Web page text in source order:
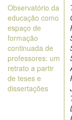
Observatório da
educação como
espaço de
formação
continuada de
professores: um
retrato a partir
de teses e
dissertações